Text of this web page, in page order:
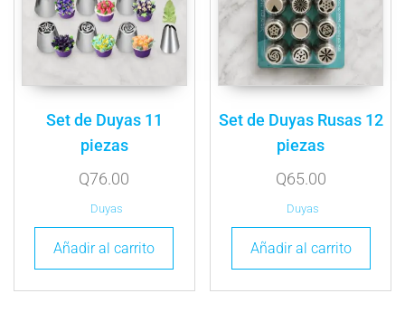
Set de Duyas 11
piezas
Q76.00
Duyas
Añadir al carrito
Set de Duyas Rusas 12
piezas
Q65.00
Duyas
Añadir al carrito